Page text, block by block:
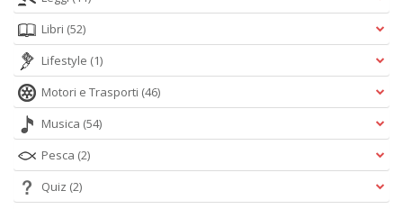
Libri (52)
Lifestyle (1)
Motori e Trasporti (46)
Musica (54)
Pesca (2)
Quiz (2)